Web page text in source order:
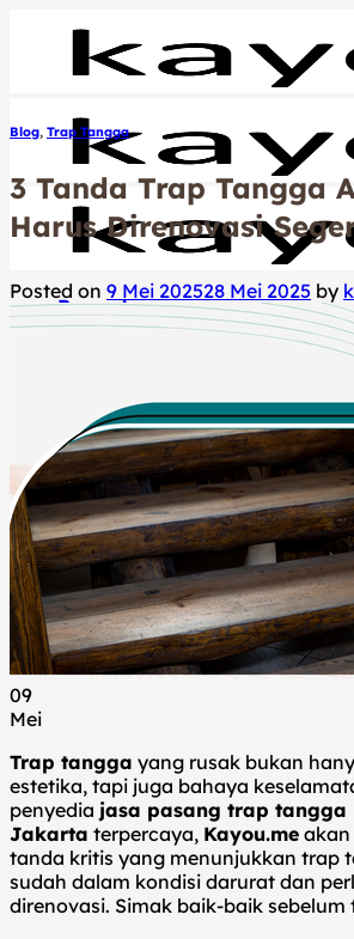
content
Beranda
Product
Tentang Kami
Blog
Kontak Kami
Hubungi Kami
Blog, Trap Tangga
3 Tanda Trap Tangga
Harus Direnovasi
Posted on 9 Mei 202528 Mei 2025 by
09
Mei
Trap tangga yang rusak bukan
estetika, tapi juga bahaya
penyedia jasa pasang trap tangga
Jakarta terpercaya, Kayou.me akan
tanda kritis yang menunjukkan trap
sudah dalam kondisi darurat dan
direnovasi. Simak baik-baik sebelum